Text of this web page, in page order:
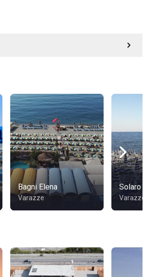
Bagni Elena
Varazze
Solaro Beach
Varazze